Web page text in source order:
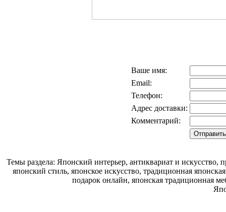
Ваше имя:
Email:
Телефон:
Адрес доставки:
Комментарий:
Темы раздела: Японский интерьер, антиквариат и
японский стиль, японское искусство, традиционная
подарок онлайн, японская традиционная